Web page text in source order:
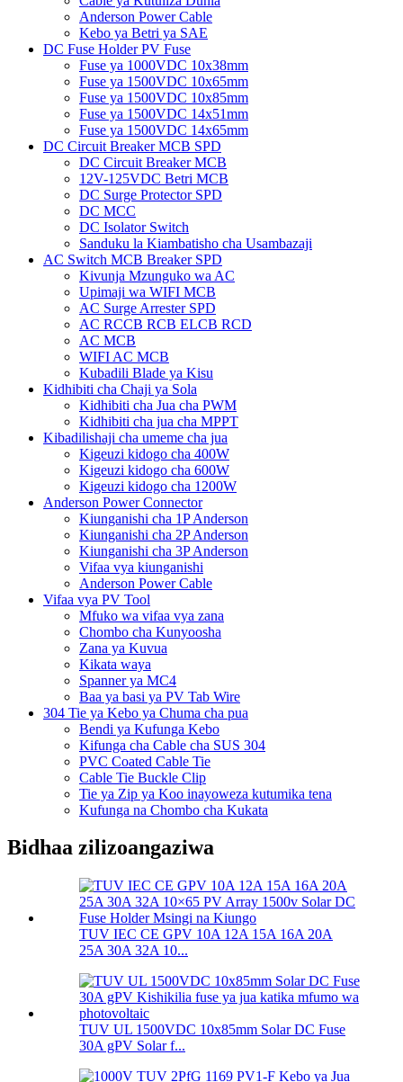
Anderson Power Cable
Kebo ya Betri ya SAE
DC Fuse Holder PV Fuse
Fuse ya 1000VDC 10x38mm
Fuse ya 1500VDC 10x65mm
Fuse ya 1500VDC 10x85mm
Fuse ya 1500VDC 14x51mm
Fuse ya 1500VDC 14x65mm
DC Circuit Breaker MCB SPD
DC Circuit Breaker MCB
12V-125VDC Betri MCB
DC Surge Protector SPD
DC MCC
DC Isolator Switch
Sanduku la Kiambatisho cha Usambazaji
AC Switch MCB Breaker SPD
Kivunja Mzunguko wa AC
Upimaji wa WIFI MCB
AC Surge Arrester SPD
AC RCCB RCB ELCB RCD
AC MCB
WIFI AC MCB
Kubadili Blade ya Kisu
Kidhibiti cha Chaji ya Sola
Kidhibiti cha Jua cha PWM
Kidhibiti cha jua cha MPPT
Kibadilishaji cha umeme cha jua
Kigeuzi kidogo cha 400W
Kigeuzi kidogo cha 600W
Kigeuzi kidogo cha 1200W
Anderson Power Connector
Kiunganishi cha 1P Anderson
Kiunganishi cha 2P Anderson
Kiunganishi cha 3P Anderson
Vifaa vya kiunganishi
Anderson Power Cable
Vifaa vya PV Tool
Mfuko wa vifaa vya zana
Chombo cha Kunyoosha
Zana ya Kuvua
Kikata waya
Spanner ya MC4
Baa ya basi ya PV Tab Wire
304 Tie ya Kebo ya Chuma cha pua
Bendi ya Kufunga Kebo
Kifunga cha Cable cha SUS 304
PVC Coated Cable Tie
Cable Tie Buckle Clip
Tie ya Zip ya Koo inayoweza kutumika tena
Kufunga na Chombo cha Kukata
Bidhaa zilizoangaziwa
TUV IEC CE GPV 10A 12A 15A 16A 20A
25A 30A 32A 10...
TUV UL 1500VDC 10x85mm Solar DC Fuse
30A gPV Solar f...